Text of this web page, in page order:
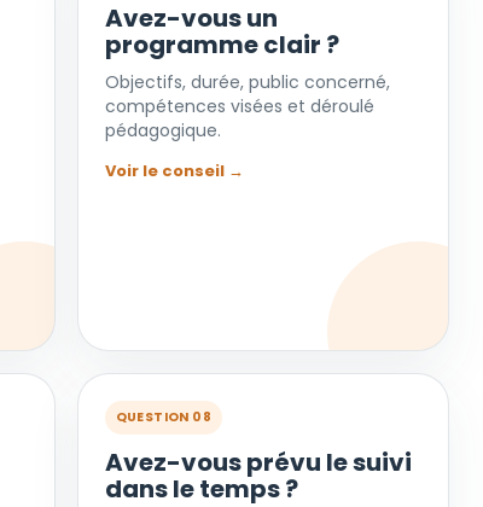
Avez-vous un
programme clair ?
Objectifs, durée, public concerné,
compétences visées et déroulé
pédagogique.
Voir le conseil →
QUESTION 08
Avez-vous prévu le suivi
dans le temps ?